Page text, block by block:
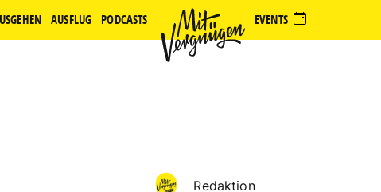
AUSFLUG PODCASTS EVENTS
Redaktion